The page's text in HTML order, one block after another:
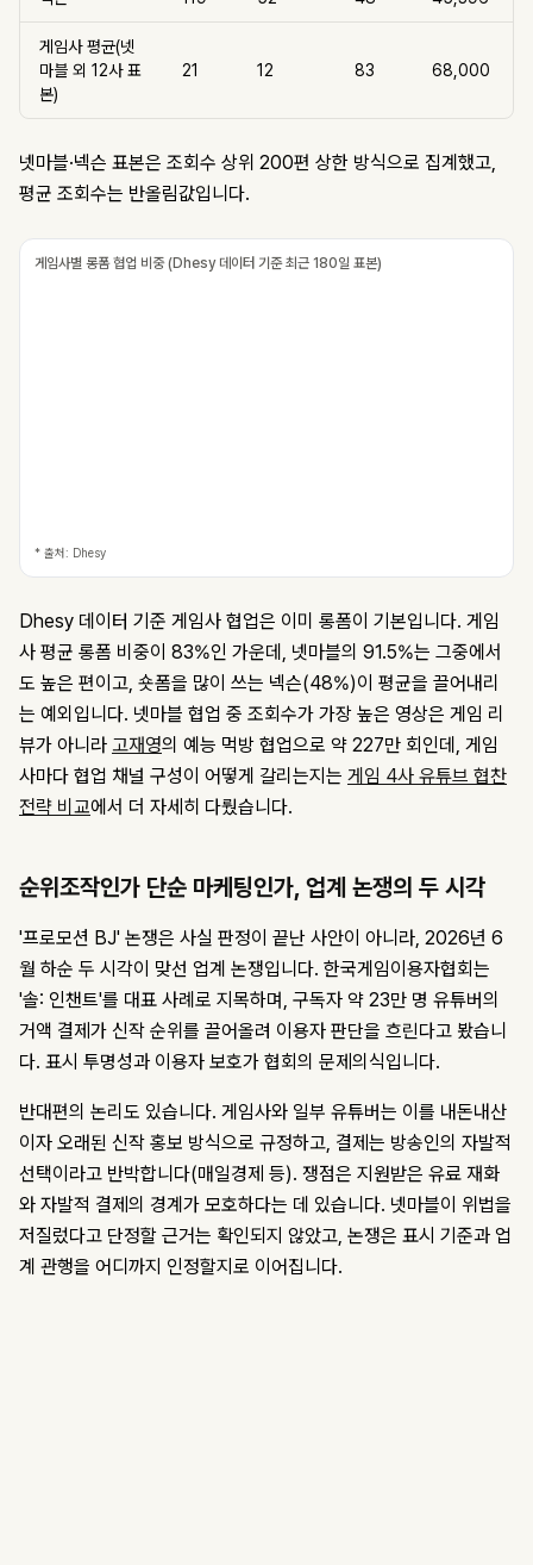
게임사 평균(넷
마블 외 12사 표
본)
21 12 83 68,000
넷마블·넥슨 표본은 조회수 상위 200편 상한 방식으로 집계했고,
평균 조회수는 반올림값입니다.
게임사별 롱폼 협업 비중 (Dhesy 데이터 기준 최근 180일 표본)
* 출처: Dhesy
Dhesy 데이터 기준 게임사 협업은 이미 롱폼이 기본입니다. 게임
사 평균 롱폼 비중이 83%인 가운데, 넷마블의 91.5%는 그중에서
도 높은 편이고, 숏폼을 많이 쓰는 넥슨(48%)이 평균을 끌어내리
는 예외입니다. 넷마블 협업 중 조회수가 가장 높은 영상은 게임 리
뷰가 아니라 고재영의 예능 먹방 협업으로 약 227만 회인데, 게임
사마다 협업 채널 구성이 어떻게 갈리는지는 게임 4사 유튜브 협찬
전략 비교에서 더 자세히 다뤘습니다.
순위조작인가 단순 마케팅인가, 업계 논쟁의 두 시각
'프로모션 BJ' 논쟁은 사실 판정이 끝난 사안이 아니라, 2026년 6
월 하순 두 시각이 맞선 업계 논쟁입니다. 한국게임이용자협회는
'솔: 인챈트'를 대표 사례로 지목하며, 구독자 약 23만 명 유튜버의
거액 결제가 신작 순위를 끌어올려 이용자 판단을 흐린다고 봤습니
다. 표시 투명성과 이용자 보호가 협회의 문제의식입니다.
반대편의 논리도 있습니다. 게임사와 일부 유튜버는 이를 내돈내산
이자 오래된 신작 홍보 방식으로 규정하고, 결제는 방송인의 자발적
선택이라고 반박합니다(매일경제 등). 쟁점은 지원받은 유료 재화
와 자발적 결제의 경계가 모호하다는 데 있습니다. 넷마블이 위법을
저질렀다고 단정할 근거는 확인되지 않았고, 논쟁은 표시 기준과 업
계 관행을 어디까지 인정할지로 이어집니다.